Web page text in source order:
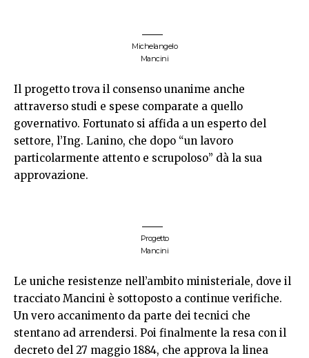
Michelangelo
Mancini
Il progetto trova il consenso unanime anche
attraverso studi e spese comparate a quello
governativo. Fortunato si affida a un esperto del
settore, l’Ing. Lanino, che dopo “un lavoro
particolarmente attento e scrupoloso” dà la sua
approvazione.
Progetto
Mancini
Le uniche resistenze nell’ambito ministeriale, dove il
tracciato Mancini è sottoposto a continue verifiche.
Un vero accanimento da parte dei tecnici che
stentano ad arrendersi. Poi finalmente la resa con il
decreto del 27 maggio 1884, che approva la linea